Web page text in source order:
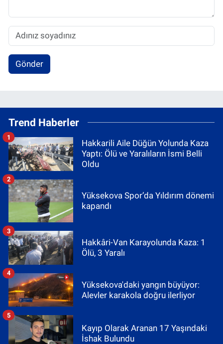
Gönder
Trend Haberler
Hakkarili Aile Düğün Yolunda Kaza
Yaptı: Ölü ve Yaralıların İsmi Belli
Oldu
1
Yüksekova Spor’da Yıldırım dönemi
kapandı
2
Hakkâri-Van Karayolunda Kaza: 1
Ölü, 3 Yaralı
3
Yüksekova'daki yangın büyüyor:
Alevler karakola doğru ilerliyor
4
Kayıp Olarak Aranan 17 Yaşındaki
İshak Bulundu
5